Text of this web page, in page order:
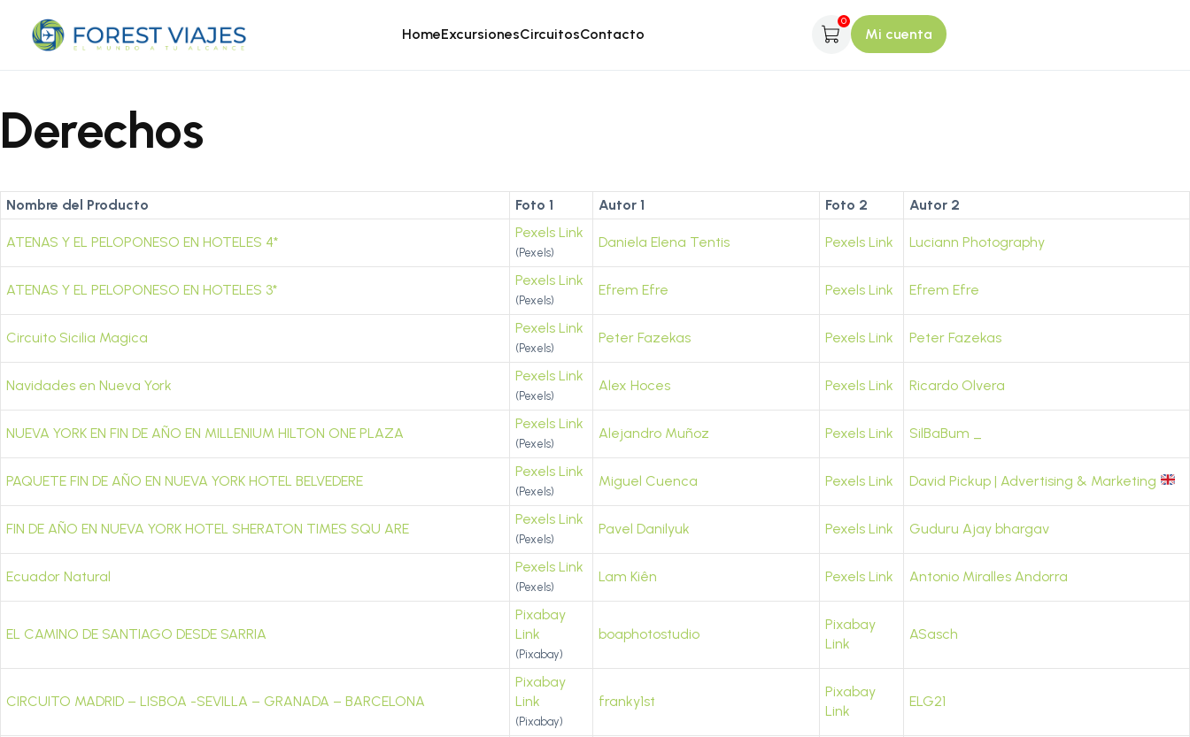
HomeExcursionesCircuitosContacto
0
Mi cuenta
Derechos
Nombre del Producto Foto 1 Autor 1 Foto 2 Autor 2
ATENAS Y EL PELOPONESO EN HOTELES 4*
Pexels Link
(Pexels)
Daniela Elena Tentis Pexels Link Luciann Photography
ATENAS Y EL PELOPONESO EN HOTELES 3*
Pexels Link
(Pexels)
Efrem Efre Pexels Link Efrem Efre
Circuito Sicilia Magica
Pexels Link
(Pexels)
Peter Fazekas Pexels Link Peter Fazekas
Navidades en Nueva York
Pexels Link
(Pexels)
Alex Hoces Pexels Link Ricardo Olvera
NUEVA YORK EN FIN DE AÑO EN MILLENIUM HILTON ONE PLAZA
Pexels Link
(Pexels)
Alejandro Muñoz Pexels Link SilBaBum _
PAQUETE FIN DE AÑO EN NUEVA YORK HOTEL BELVEDERE
Pexels Link
(Pexels)
Miguel Cuenca Pexels Link David Pickup | Advertising & Marketing
FIN DE AÑO EN NUEVA YORK HOTEL SHERATON TIMES SQU ARE
Pexels Link
(Pexels)
Pavel Danilyuk Pexels Link Guduru Ajay bhargav
Ecuador Natural
Pexels Link
(Pexels)
Lam Kiên Pexels Link Antonio Miralles Andorra
EL CAMINO DE SANTIAGO DESDE SARRIA
Pixabay
Link
(Pixabay)
boaphotostudio
Pixabay
Link
ASasch
CIRCUITO MADRID – LISBOA -SEVILLA – GRANADA – BARCELONA
Pixabay
Link
(Pixabay)
franky1st
Pixabay
Link
ELG21